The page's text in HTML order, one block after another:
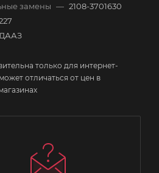
замены — 2108-3701630
ДААЗ
только для интернет-
отличаться от цен в